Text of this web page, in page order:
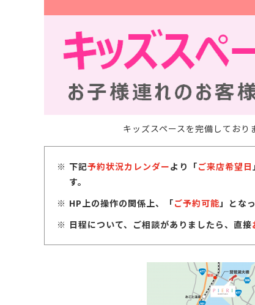
キッズスペースを完備してお
下記予約状況カレンダーより「ご来店希望日
す。
HP上の操作の関係上、「ご予約可能」とな
日程について、ご相談がありましたら、直接